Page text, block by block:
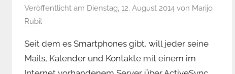
Veröffentlicht am Dienstag, 12. August 2014 von Marijo
Rubil
Seit dem es Smartphones gibt, will jeder seine
Mails, Kalender und Kontakte mit einem im